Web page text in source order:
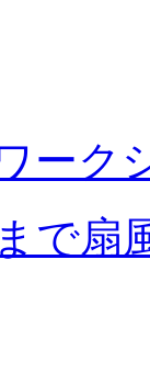
ーク
で扇